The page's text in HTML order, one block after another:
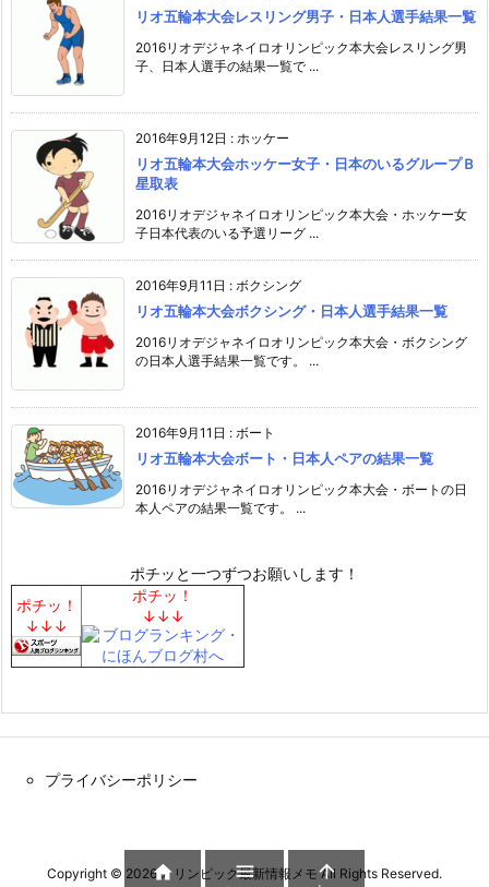
リオ五輪本大会レスリング男子・日本人選手結果一覧
2016リオデジャネイロオリンピック本大会レスリング男
子、日本人選手の結果一覧で ...
2016年9月12日 : ホッケー
リオ五輪本大会ホッケー女子・日本のいるグループＢ
星取表
2016リオデジャネイロオリンピック本大会・ホッケー女
子日本代表のいる予選リーグ ...
2016年9月11日 : ボクシング
リオ五輪本大会ボクシング・日本人選手結果一覧
2016リオデジャネイロオリンピック本大会・ボクシング
の日本人選手結果一覧です。 ...
2016年9月11日 : ボート
リオ五輪本大会ボート・日本人ペアの結果一覧
2016リオデジャネイロオリンピック本大会・ボートの日
本人ペアの結果一覧です。 ...
ポチッと一つずつお願いします！
ポチッ！
↓↓↓
ポチッ！
↓↓↓
プライバシーポリシー
Copyright © 2026 オリンピック最新情報メモAll Rights Reserved.
  